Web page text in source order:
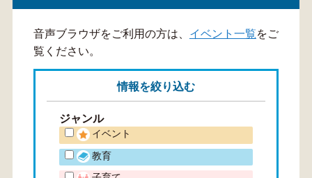
音声ブラウザをご利用の方は、 イベント一覧をご
覧ください。
情報を絞り込む
ジャンル
イベント
教育